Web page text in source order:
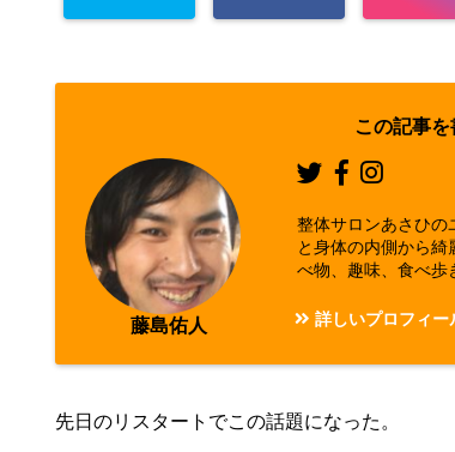
asahi00/seitai-asahi.co
m/public_html/wp-cont
ent/plugins/sns-count-
cache/sns-count-cache.
この記事
藤島佑人
整体サロンあさひの
と身体の内側から
べ物、趣味、食べ歩
詳しいプロフィー
先日のリスタートでこの話題になった。